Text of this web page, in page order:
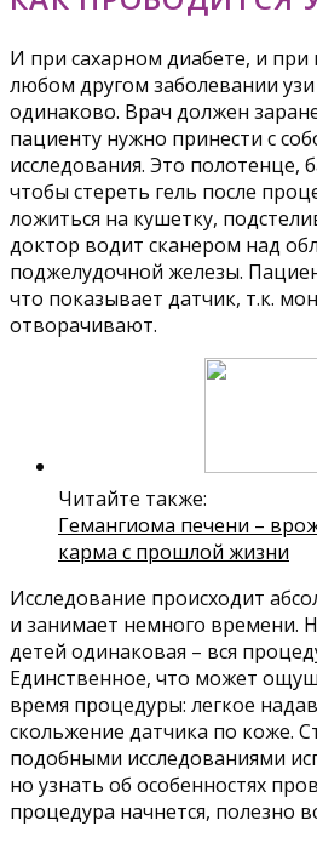
И при сахарном диабете, и при
любом другом заболевании
одинаково. Врач должен
пациенту нужно принести с
исследования. Это полотенце,
чтобы стереть гель после
ложиться на кушетку,
доктор водит сканером над
поджелудочной железы.
что показывает датчик, т.к.
отворачивают.
Читайте также:
Гемангиома печени –
карма с прошлой жизни
Исследование происходит
и занимает немного времени.
детей одинаковая – вся
Единственное, что может
время процедуры: легкое
скольжение датчика по коже.
подобными исследованиями
но узнать об особенностях
процедура начнется, полезно